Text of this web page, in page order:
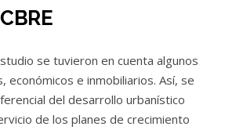
se tuvieron en cuenta algunos
económicos e inmobiliarios. Así, se
del desarrollo urbanístico
de los planes de crecimiento